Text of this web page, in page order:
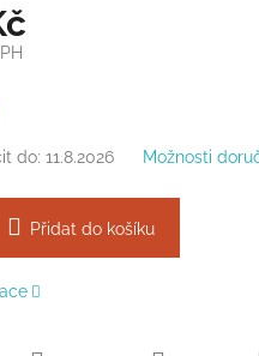
do: 11.8.2026 Možnosti
Přidat do košíku